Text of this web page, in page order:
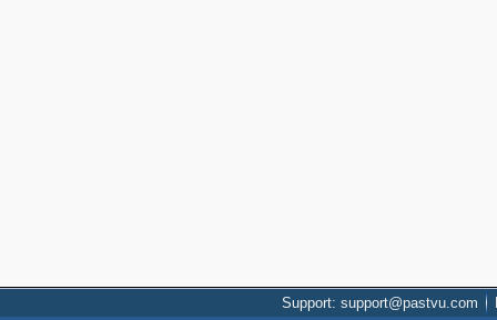
Support: support@pastvu.com